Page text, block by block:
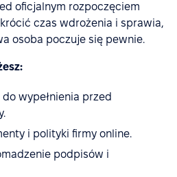
oficjalnym rozpoczęciem
czas wdrożenia i sprawia,
osoba poczuje się pewnie.
wypełnienia przed
i polityki firmy online.
podpisów i